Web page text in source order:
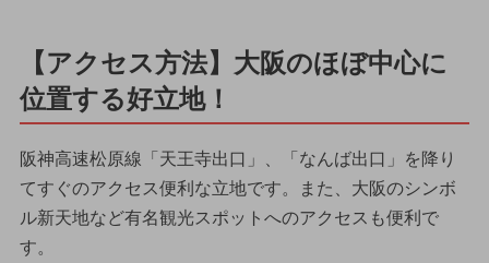
【アクセス方法】大阪のほぼ中心に
位置する好立地！
阪神高速松原線「天王寺出口」、「なんば出口」を降り
てすぐのアクセス便利な立地です。また、大阪のシンボ
ル新天地など有名観光スポットへのアクセスも便利で
す。